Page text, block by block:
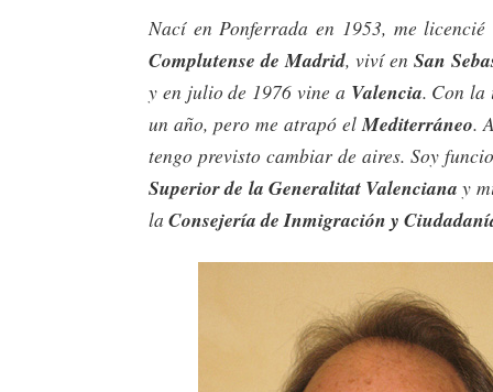
Nací en Ponferrada en 1953, me
Complutense de Madrid, viví en San
y en julio de 1976 vine a Valencia. Con la
un año, pero me atrapó elMediterráneo.
tengo previsto cambiar de aires. Soy
Superior de la Generalitat Valenciana y
la Consejería de Inmigración y